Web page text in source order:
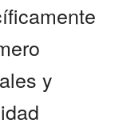
y